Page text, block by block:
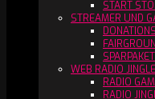
START
STREAMER UND
WEB RADIO
RADIO
RADIO